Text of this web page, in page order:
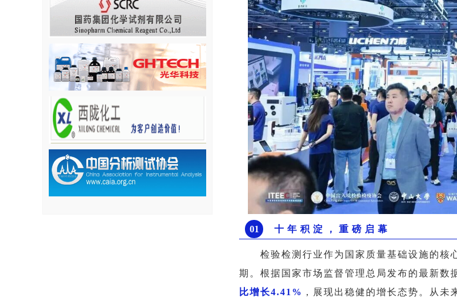
01 十年积淀，重磅启幕
检验检测行业作为国家质量基础设施的
期。根据国家市场监督管理总局发布的最新数
比增长4.41% ，展现出稳健的增长态势。从